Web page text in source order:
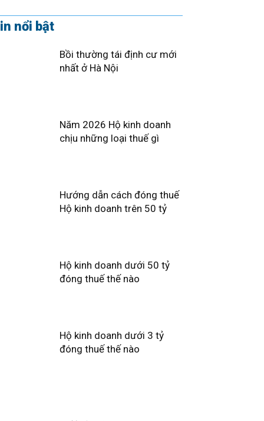
nổi bật
Bồi thường tái định cư mới
nhất ở Hà Nội
Năm 2026 Hộ kinh doanh
chịu những loại thuế gì
Hướng dẫn cách đóng thuế
Hộ kinh doanh trên 50 tỷ
Hộ kinh doanh dưới 50 tỷ
đóng thuế thế nào
Hộ kinh doanh dưới 3 tỷ
đóng thuế thế nào